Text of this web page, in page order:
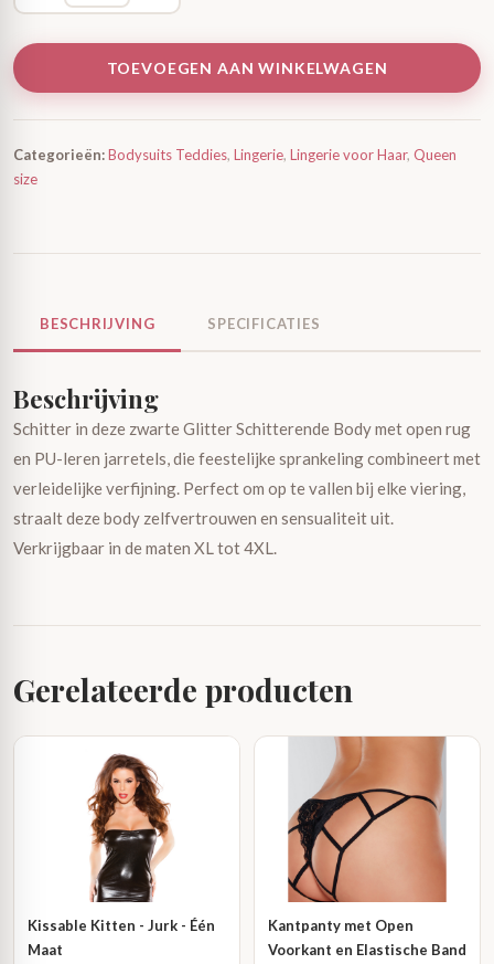
TOEVOEGEN AAN WINKELWAGEN
Categorieën:Bodysuits Teddies, Lingerie, Lingerie voor Haar, Queen
size
BESCHRIJVING SPECIFICATIES
Beschrijving
Schitter in deze zwarte Glitter Schitterende Body met open rug
en PU-leren jarretels, die feestelijke sprankeling combineert met
verleidelijke verfijning. Perfect om op te vallen bij elke viering,
straalt deze body zelfvertrouwen en sensualiteit uit.
Verkrijgbaar in de maten XL tot 4XL.
Gerelateerde producten
Kissable Kitten - Jurk - Één
Maat
Kantpanty met Open
Voorkant en Elastische Band